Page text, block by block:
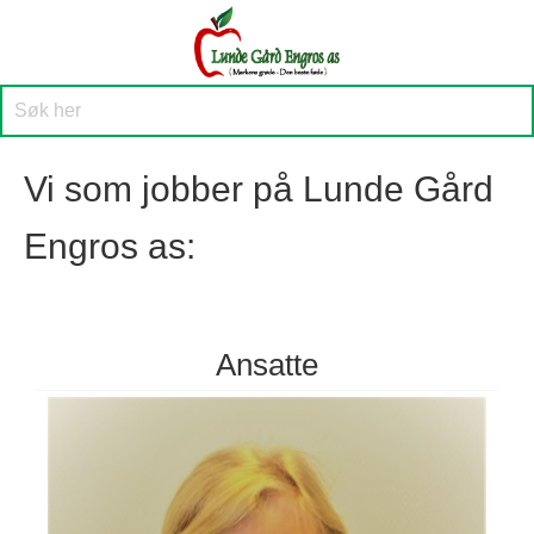
Vi som jobber på Lunde Gård
Engros as:
Ansatte